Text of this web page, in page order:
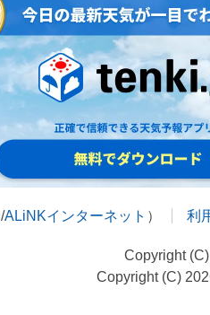
/ALiNKインターネット ） 利
Copyright
Copyright (C)